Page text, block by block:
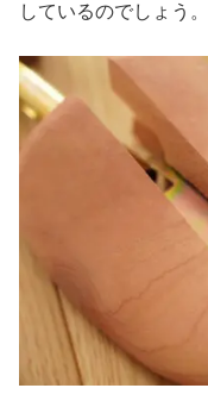
しているのでしょう。